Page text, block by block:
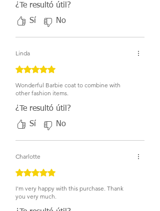
¿Te resultó útil?
Sí
No
Linda
Obtuvo 5 de 5 estrellas.
Wonderful Barbie coat to combine with
other fashion items.
¿Te resultó útil?
Sí
No
Charlotte
Obtuvo 5 de 5 estrellas.
I'm very happy with this purchase. Thank
you very much.